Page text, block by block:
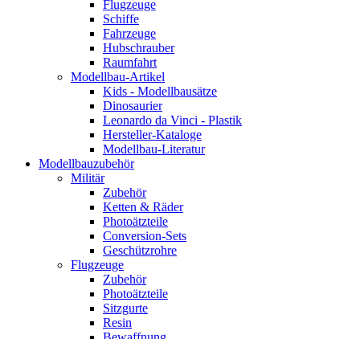
Flugzeuge
Schiffe
Fahrzeuge
Hubschrauber
Raumfahrt
Modellbau-Artikel
Kids - Modellbausätze
Dinosaurier
Leonardo da Vinci - Plastik
Hersteller-Kataloge
Modellbau-Literatur
Modellbauzubehör
Militär
Zubehör
Ketten & Räder
Photoätzteile
Conversion-Sets
Geschützrohre
Flugzeuge
Zubehör
Photoätzteile
Sitzgurte
Resin